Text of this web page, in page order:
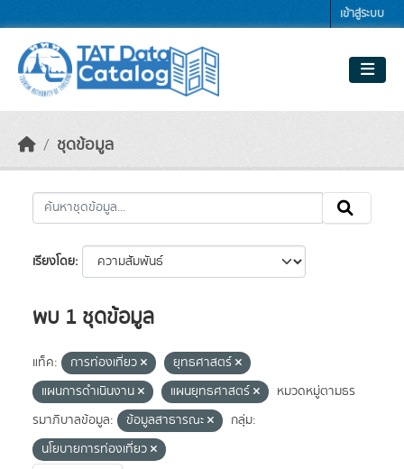
เข้าสู่ระบบ
ชุดข้อมูล
เรียงโดย
พบ 1 ชุดข้อมูล
แท็ค: การท่องเที่ยว
ยุทธศาสตร์
แผนการดำเนินงาน
แผนยุทธศาสตร์
หมวดหมู่ตามธร
รมาภิบาลข้อมูล:
ข้อมูลสาธารณะ
กลุ่ม:
นโยบายการท่องเที่ยว